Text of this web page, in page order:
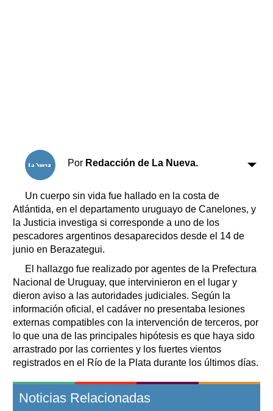
Por Redacción de La Nueva.
Un cuerpo sin vida fue hallado en la costa de
Atlántida, en el departamento uruguayo de Canelones, y
la Justicia investiga si corresponde a uno de los
pescadores argentinos desaparecidos desde el 14 de
junio en Berazategui.
El hallazgo fue realizado por agentes de la Prefectura
Nacional de Uruguay, que intervinieron en el lugar y
dieron aviso a las autoridades judiciales. Según la
información oficial, el cadáver no presentaba lesiones
externas compatibles con la intervención de terceros, por
lo que una de las principales hipótesis es que haya sido
arrastrado por las corrientes y los fuertes vientos
registrados en el Río de la Plata durante los últimos días.
Noticias Relacionadas